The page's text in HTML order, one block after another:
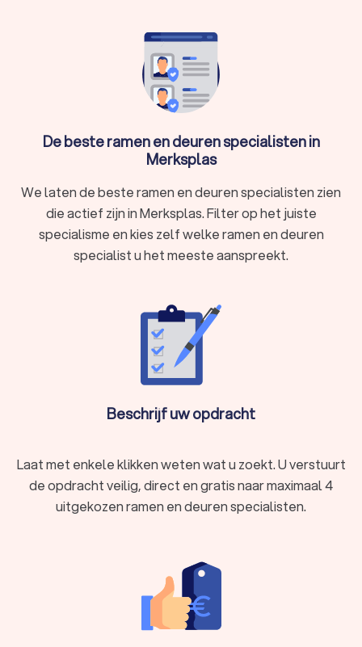
De beste ramen en deuren specialisten in
Merksplas
We laten de beste ramen en deuren specialisten zien
die actief zijn in Merksplas. Filter op het juiste
specialisme en kies zelf welke ramen en deuren
specialist u het meeste aanspreekt.
Beschrijf uw opdracht
Laat met enkele klikken weten wat u zoekt. U verstuurt
de opdracht veilig, direct en gratis naar maximaal 4
uitgekozen ramen en deuren specialisten.